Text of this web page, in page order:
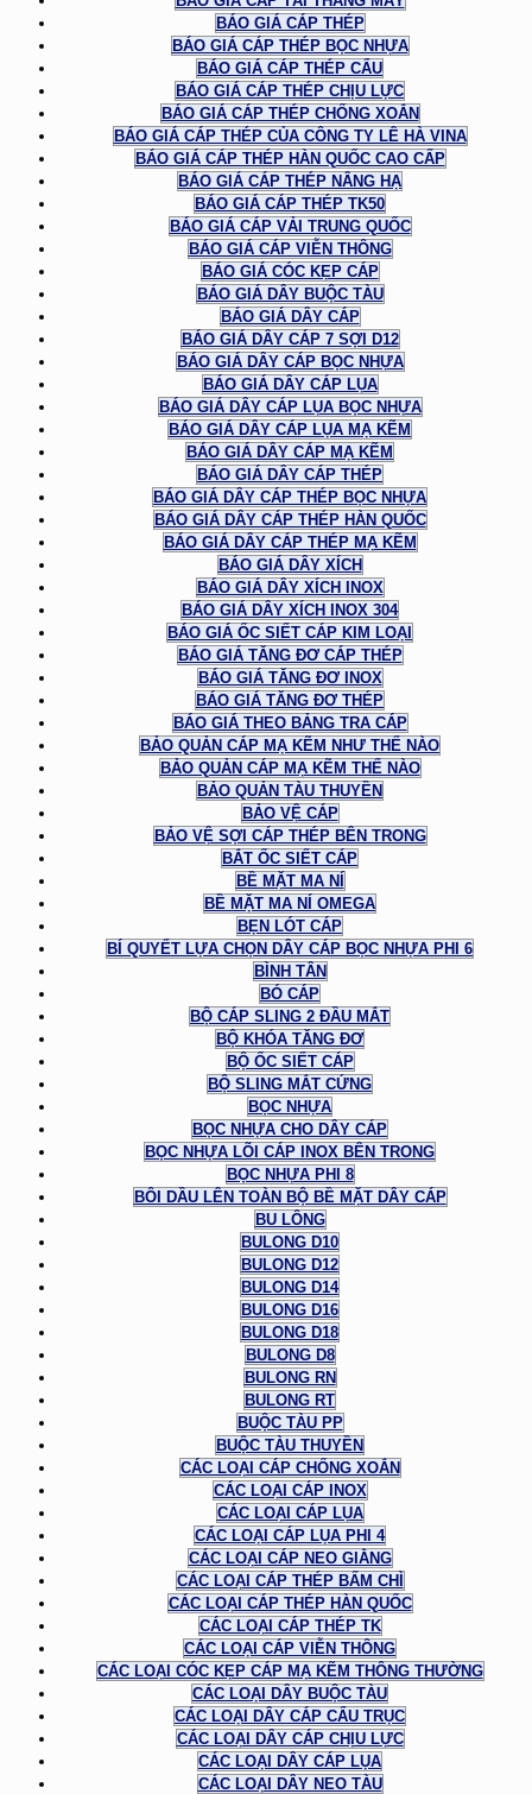
BÁO GIÁ CÁP THÉP
BÁO GIÁ CÁP THÉP BỌC NHỰA
BÁO GIÁ CÁP THÉP CẨU
BÁO GIÁ CÁP THÉP CHỊU LỰC
BÁO GIÁ CÁP THÉP CHỐNG XOẮN
BÁO GIÁ CÁP THÉP CỦA CÔNG TY LÊ HÀ VINA
BÁO GIÁ CÁP THÉP HÀN QUỐC CAO CẤP
BÁO GIÁ CÁP THÉP NÂNG HẠ
BÁO GIÁ CÁP THÉP TK50
BÁO GIÁ CÁP VẢI TRUNG QUỐC
BÁO GIÁ CÁP VIỄN THÔNG
BÁO GIÁ CÓC KẸP CÁP
BÁO GIÁ DÂY BUỘC TÀU
BÁO GIÁ DÂY CÁP
BÁO GIÁ DÂY CÁP 7 SỢI D12
BÁO GIÁ DÂY CÁP BỌC NHỰA
BÁO GIÁ DÂY CÁP LỤA
BÁO GIÁ DÂY CÁP LỤA BỌC NHỰA
BÁO GIÁ DÂY CÁP LỤA MẠ KẼM
BÁO GIÁ DÂY CÁP MẠ KẼM
BÁO GIÁ DÂY CÁP THÉP
BÁO GIÁ DÂY CÁP THÉP BỌC NHỰA
BÁO GIÁ DÂY CÁP THÉP HÀN QUỐC
BÁO GIÁ DÂY CÁP THÉP MẠ KẼM
BÁO GIÁ DÂY XÍCH
BÁO GIÁ DÂY XÍCH INOX
BÁO GIÁ DÂY XÍCH INOX 304
BÁO GIÁ ỐC SIẾT CÁP KIM LOẠI
BÁO GIÁ TĂNG ĐƠ CÁP THÉP
BÁO GIÁ TĂNG ĐƠ INOX
BÁO GIÁ TĂNG ĐƠ THÉP
BÁO GIÁ THEO BẢNG TRA CÁP
BẢO QUẢN CÁP MẠ KẼM NHƯ THẾ NÀO
BẢO QUẢN CÁP MẠ KẼM THẾ NÀO
BẢO QUẢN TÀU THUYỀN
BẢO VỆ CÁP
BẢO VỆ SỢI CÁP THÉP BÊN TRONG
BẮT ỐC SIẾT CÁP
BỀ MẶT MA NÍ
BỀ MẶT MA NÍ OMEGA
BẸN LÓT CÁP
BÍ QUYẾT LỰA CHỌN DÂY CÁP BỌC NHỰA PHI 6
BÌNH TÂN
BÓ CÁP
BỘ CÁP SLING 2 ĐẦU MẮT
BỘ KHÓA TĂNG ĐƠ
BỘ ỐC SIẾT CÁP
BỘ SLING MẮT CỨNG
BỌC NHỰA
BỌC NHỰA CHO DÂY CÁP
BỌC NHỰA LÕI CÁP INOX BÊN TRONG
BỌC NHỰA PHI 8
BÔI DẦU LÊN TOÀN BỘ BỀ MẶT DÂY CÁP
BU LÔNG
BULONG D10
BULONG D12
BULONG D14
BULONG D16
BULONG D18
BULONG D8
BULONG RN
BULONG RT
BUỘC TÀU PP
BUỘC TÀU THUYỀN
CÁC LOẠI CÁP CHỐNG XOẮN
CÁC LOẠI CÁP INOX
CÁC LOẠI CÁP LỤA
CÁC LOẠI CÁP LỤA PHI 4
CÁC LOẠI CÁP NEO GIẰNG
CÁC LOẠI CÁP THÉP BẤM CHÌ
CÁC LOẠI CÁP THÉP HÀN QUỐC
CÁC LOẠI CÁP THÉP TK
CÁC LOẠI CÁP VIỄN THÔNG
CÁC LOẠI CÓC KẸP CÁP MẠ KẼM THÔNG THƯỜNG
CÁC LOẠI DÂY BUỘC TÀU
CÁC LOẠI DÂY CÁP CẨU TRỤC
CÁC LOẠI DÂY CÁP CHỊU LỰC
CÁC LOẠI DÂY CÁP LỤA
CÁC LOẠI DÂY NEO TÀU